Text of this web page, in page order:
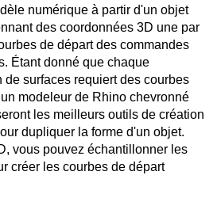
numérique à partir d'un objet
des coordonnées 3D une par
de départ des commandes
Étant donné que chaque
de surfaces requiert des courbes
modeleur de Rhino chevronné
les meilleurs outils de création
dupliquer la forme d'un objet.
vous pouvez échantillonner les
créer les courbes de départ